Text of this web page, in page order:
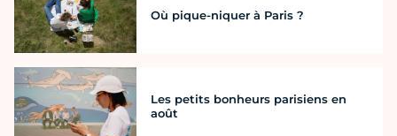
Où pique-niquer à Paris ?
Les petits bonheurs parisiens en
août